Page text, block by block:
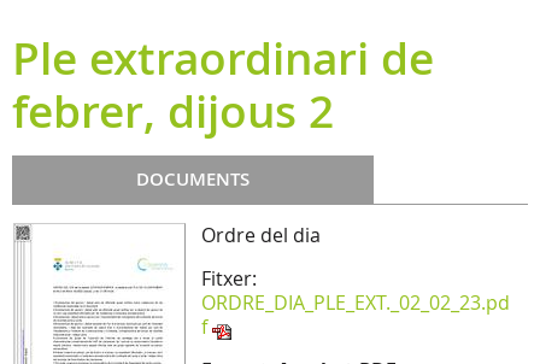
Ple extraordinari de
febrer, dijous 2
DOCUMENTS
Ordre del dia
Fitxer:
ORDRE_DIA_PLE_EXT._02_02_23.pd
f